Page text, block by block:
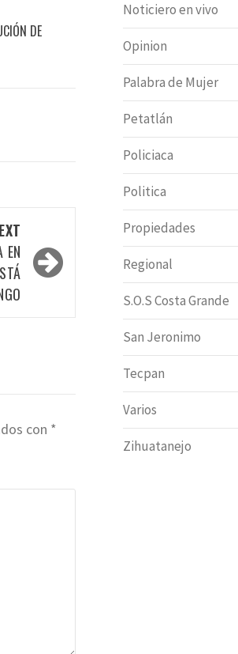
DE
EN
con *
Noticiero en vivo
Opinion
Palabra de Mujer
Petatlán
Policiaca
Politica
Propiedades
Regional
S.O.S Costa Grande
San Jeronimo
Tecpan
Varios
Zihuatanejo